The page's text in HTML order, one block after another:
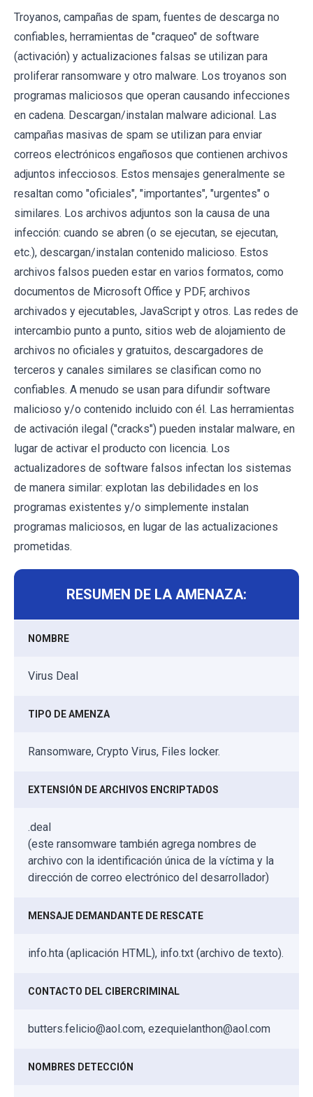
Troyanos, campañas de spam, fuentes de descarga no
confiables, herramientas de "craqueo" de software
(activación) y actualizaciones falsas se utilizan para
proliferar ransomware y otro malware. Los troyanos son
programas maliciosos que operan causando infecciones
en cadena. Descargan/instalan malware adicional. Las
campañas masivas de spam se utilizan para enviar
correos electrónicos engañosos que contienen archivos
adjuntos infecciosos. Estos mensajes generalmente se
resaltan como "oficiales", "importantes", "urgentes" o
similares. Los archivos adjuntos son la causa de una
infección: cuando se abren (o se ejecutan, se ejecutan,
etc.), descargan/instalan contenido malicioso. Estos
archivos falsos pueden estar en varios formatos, como
documentos de Microsoft Office y PDF, archivos
archivados y ejecutables, JavaScript y otros. Las redes de
intercambio punto a punto, sitios web de alojamiento de
archivos no oficiales y gratuitos, descargadores de
terceros y canales similares se clasifican como no
confiables. A menudo se usan para difundir software
malicioso y/o contenido incluido con él. Las herramientas
de activación ilegal ("cracks") pueden instalar malware, en
lugar de activar el producto con licencia. Los
actualizadores de software falsos infectan los sistemas
de manera similar: explotan las debilidades en los
programas existentes y/o simplemente instalan
programas maliciosos, en lugar de las actualizaciones
prometidas.
RESUMEN DE LA AMENAZA:
NOMBRE
Virus Deal
TIPO DE AMENZA
Ransomware, Crypto Virus, Files locker.
EXTENSIÓN DE ARCHIVOS ENCRIPTADOS
.deal
(este ransomware también agrega nombres de
archivo con la identificación única de la víctima y la
dirección de correo electrónico del desarrollador)
MENSAJE DEMANDANTE DE RESCATE
info.hta (aplicación HTML), info.txt (archivo de texto).
CONTACTO DEL CIBERCRIMINAL
butters.felicio@aol.com, ezequielanthon@aol.com
NOMBRES DETECCIÓN